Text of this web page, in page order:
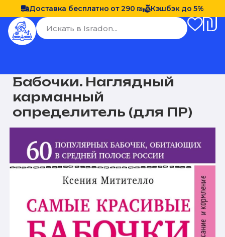
Доставка бесплатно от 290 ₪ Кэшбэк до 5%
Бабочки. Наглядный
карманный
определитель (для ПР)